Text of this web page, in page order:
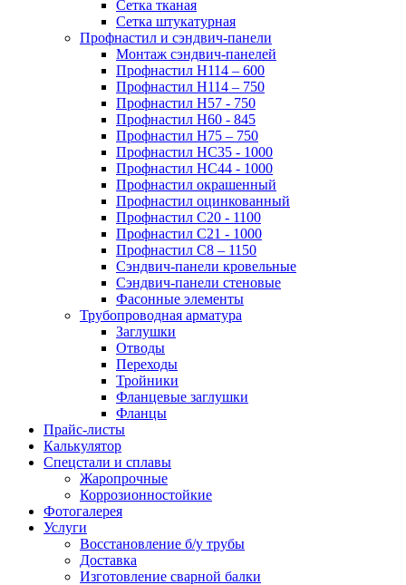
Сетка тканая
Сетка штукатурная
Профнастил и сэндвич-панели
Монтаж сэндвич-панелей
Профнастил Н114 – 600
Профнастил Н114 – 750
Профнастил Н57 - 750
Профнастил Н60 - 845
Профнастил Н75 – 750
Профнастил НС35 - 1000
Профнастил НС44 - 1000
Профнастил окрашенный
Профнастил оцинкованный
Профнастил С20 - 1100
Профнастил С21 - 1000
Профнастил С8 – 1150
Сэндвич-панели кровельные
Сэндвич-панели стеновые
Фасонные элементы
Трубопроводная арматура
Заглушки
Отводы
Переходы
Тройники
Фланцевые заглушки
Фланцы
Прайс-листы
Калькулятор
Спецстали и сплавы
Жаропрочные
Коррозионностойкие
Фотогалерея
Услуги
Восстановление б/у трубы
Доставка
Изготовление сварной балки